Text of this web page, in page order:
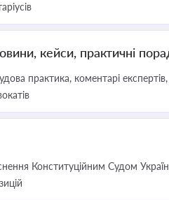
кейси, практичні
практика, коментарі
Конституційним Судом